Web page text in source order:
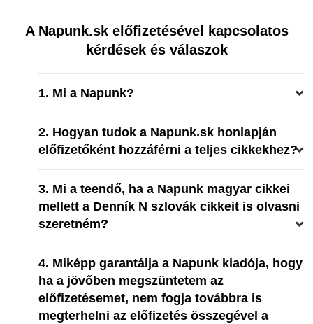
A Napunk.sk előfizetésével kapcsolatos
kérdések és válaszok
1. Mi a Napunk?
2. Hogyan tudok a Napunk.sk honlapján
előfizetőként hozzáférni a teljes cikkekhez?
3. Mi a teendő, ha a Napunk magyar cikkei
mellett a Denník N szlovák cikkeit is olvasni
szeretném?
4. Miképp garantálja a Napunk kiadója, hogy
ha a jövőben megszüntetem az
előfizetésemet, nem fogja továbbra is
megterhelni az előfizetés összegével a